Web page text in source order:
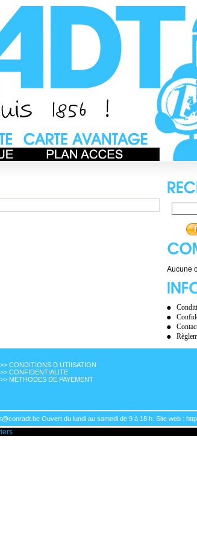
Aucune
>> CONDITIONS D UTIISATION
>> CONFIDENTIALITE
>> METHODES DE PAYEMENT
Ouvert du lundi au samedi de 9 à 18 h. Site web :